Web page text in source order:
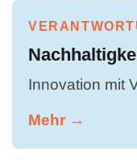
Innovation mit
Mehr →